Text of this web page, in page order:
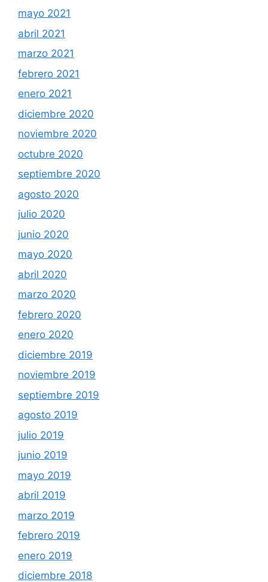
mayo 2021
abril 2021
marzo 2021
febrero 2021
enero 2021
diciembre 2020
noviembre 2020
octubre 2020
septiembre 2020
agosto 2020
julio 2020
junio 2020
mayo 2020
abril 2020
marzo 2020
febrero 2020
enero 2020
diciembre 2019
noviembre 2019
septiembre 2019
agosto 2019
julio 2019
junio 2019
mayo 2019
abril 2019
marzo 2019
febrero 2019
enero 2019
diciembre 2018